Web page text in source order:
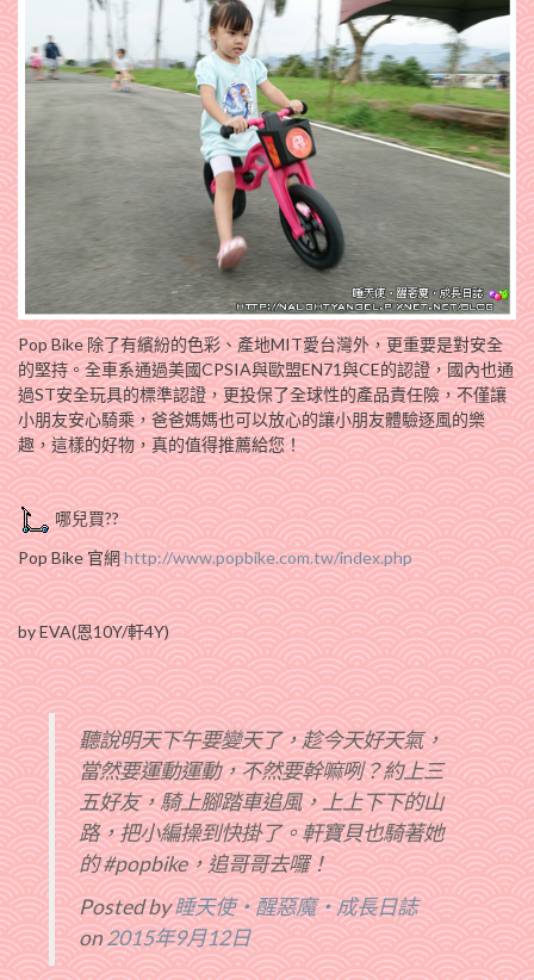
Pop Bike 除了有繽紛的色彩、產地MIT愛台灣外，更重要是對安全
的堅持。全車系通過美國CPSIA與歐盟EN71與CE的認證，國內也通
過ST安全玩具的標準認證，更投保了全球性的產品責任險，不僅讓
小朋友安心騎乘，爸爸媽媽也可以放心的讓小朋友體驗逐風的樂
趣，這樣的好物，真的值得推薦給您！
哪兒買??
Pop Bike 官網http://www.popbike.com.tw/index.php
by EVA(恩10Y/軒4Y)
聽說明天下午要變天了，趁今天好天氣，
當然要運動運動，不然要幹嘛咧？約上三
五好友，騎上腳踏車追風，上上下下的山
路，把小編操到快掛了。軒寶貝也騎著她
的 #popbike，追哥哥去囉！
Posted by睡天使‧醒惡魔‧成長日誌
on2015年9月12日